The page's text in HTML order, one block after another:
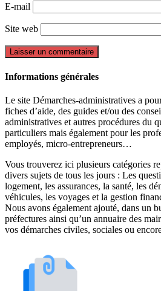
E-mail
Site web
Informations générales
Le site Démarches-administratives a
fiches d’aide, des guides et/ou des
administratives et autres procédures du
particuliers mais également pour les
employés, micro-entrepreneurs…
Vous trouverez ici plusieurs catégories
divers sujets de tous les jours : Les
logement, les assurances, la santé, les
véhicules, les voyages et la gestion
Nous avons également ajouté, dans un
préfectures ainsi qu’un annuaire des
vos démarches civiles, sociales ou